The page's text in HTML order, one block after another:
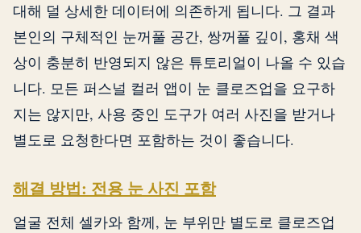
대해 덜 상세한 데이터에 의존하게 됩니다. 그 결과
본인의 구체적인 눈꺼풀 공간, 쌍꺼풀 깊이, 홍채 색
상이 충분히 반영되지 않은 튜토리얼이 나올 수 있습
니다. 모든 퍼스널 컬러 앱이 눈 클로즈업을 요구하
지는 않지만, 사용 중인 도구가 여러 사진을 받거나
별도로 요청한다면 포함하는 것이 좋습니다.
해결 방법: 전용 눈 사진 포함
얼굴 전체 셀카와 함께, 눈 부위만 별도로 클로즈업